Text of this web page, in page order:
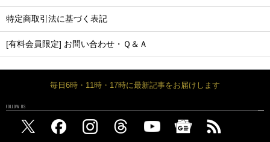
特定商取引法に基づく表記
[有料会員限定] お問い合わせ・Ｑ＆Ａ
毎日6時・11時・17時に最新記事をお届けします
FOLLOW US